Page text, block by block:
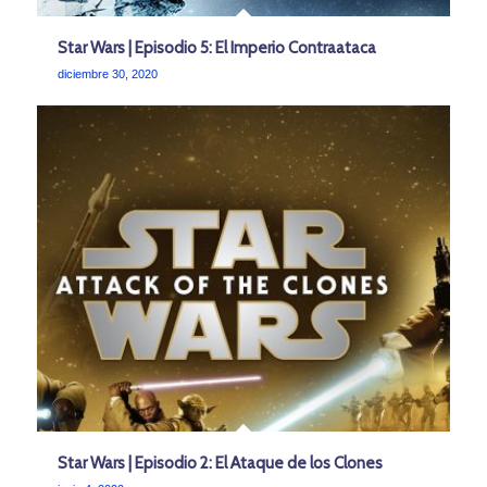
Star Wars | Episodio 5: El Imperio Contraataca
diciembre 30, 2020
Star Wars | Episodio 2: El Ataque de los Clones